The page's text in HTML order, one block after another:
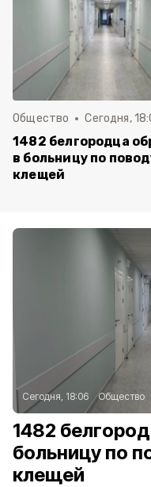
Общество Сегодня,
1482 белгородца
в больницу по
клещей
Сегодня, 18:06 Общество
1482
больницу по
клещей